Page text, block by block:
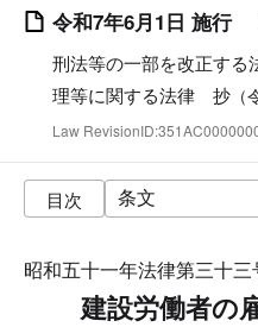
令和7年6月1日 施行
刑法等の一部を改正する
理等に関する法律 抄
Law
目次
昭和五十一年法律第三十三
建設労働者の